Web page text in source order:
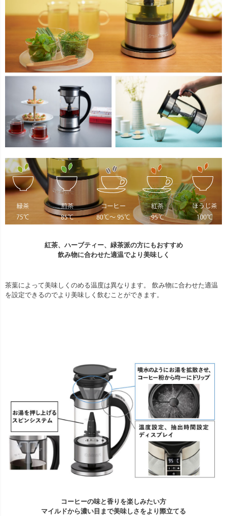
紅茶、ハーブティー、緑茶派の方にもおすすめ
飲み物に合わせた適温でより美味しく
茶葉によって美味しくのめる温度は異なります。 飲み物に合わせた適温
を設定できるのでより美味しく飲むことができます。
コーヒーの味と香りを楽しみたい方
マイルドから濃い目まで美味しさをより際立てる